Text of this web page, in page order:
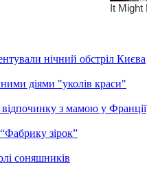
нічний обстріл Києва
діями "уколів краси"
відпочинку з мамою у Франції
зірок”
соняшників